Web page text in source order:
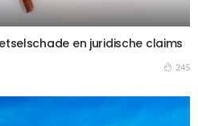
en juridische claims
245